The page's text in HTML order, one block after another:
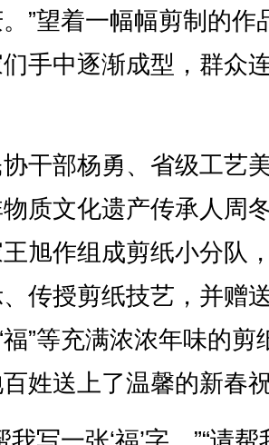
。”望着一幅幅剪制的作
手中逐渐成型，群众
部杨勇、省级工艺
质文化遗产传承人周
旭作组成剪纸小分队
传授剪纸技艺，并赠
福”等充满浓浓年味的剪
姓送上了温馨的新春